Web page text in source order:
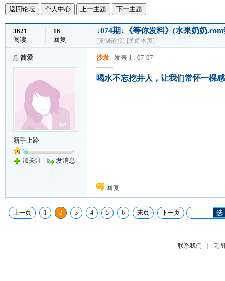
返回论坛 个人中心 上一主题 下一主题
3621
阅读
16
回复
↓074期↓《等你发料》(水果奶奶
[复制链接] [关闭本页]
简爱
新手上路
加关注 发消息
沙发 发表于: 07-07
喝水不忘挖井人，让我们常怀一棵
回复
上一页 1 2 3 4 5 6 末页 下一页 选
联系我们 | 无